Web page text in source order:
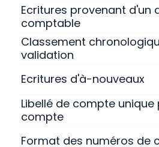
Ecritures provenant d'un
comptable
Classement
validation
Ecritures d'à-nouveaux
Libellé de compte unique
compte
Format des numéros de